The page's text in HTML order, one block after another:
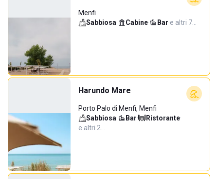
Menfi
Sabbiosa· Cabine· Bar·e altri 7…
Harundo Mare
Porto Palo di Menfi, Menfi
Sabbiosa· Bar· Ristorante·
e altri 2…